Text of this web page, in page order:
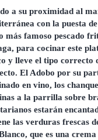
a su proximidad al
con la puesta
más famoso pescado
para cocinar este
y lleve el tipo correcto
El Adobo por su
en vino, los
a la parrilla sobre
estarán
las verduras frescas
que es una